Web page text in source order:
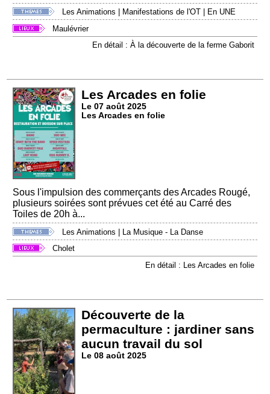
Les Animations Manifestations de l'OT
En UNE
Maulévrier
En détail : À la découverte de la ferme Gaborit
Les Arcades en folie
Le 07 août 2025
Les Arcades en folie
Sous l'impulsion des commerçants des Arcades Rougé,
plusieurs soirées sont prévues cet été au Carré des
Toiles de 20h à...
Les Animations
La Musique - La Danse
Cholet
En détail : Les Arcades en folie
Découverte de la
permaculture : jardiner sans
aucun travail du sol
Le 08 août 2025